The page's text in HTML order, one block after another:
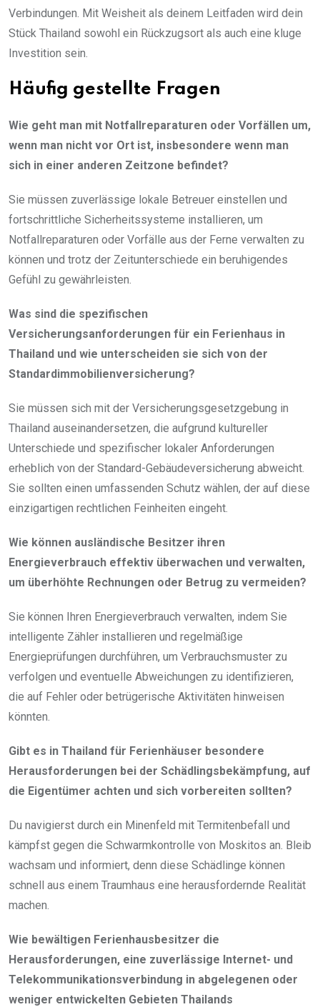
Verbindungen. Mit Weisheit als deinem Leitfaden wird dein
Stück Thailand sowohl ein Rückzugsort als auch eine kluge
Investition sein.
Häufig gestellte Fragen
Wie geht man mit Notfallreparaturen oder Vorfällen um,
wenn man nicht vor Ort ist, insbesondere wenn man
sich in einer anderen Zeitzone befindet?
Sie müssen zuverlässige lokale Betreuer einstellen und
fortschrittliche Sicherheitssysteme installieren, um
Notfallreparaturen oder Vorfälle aus der Ferne verwalten zu
können und trotz der Zeitunterschiede ein beruhigendes
Gefühl zu gewährleisten.
Was sind die spezifischen
Versicherungsanforderungen für ein Ferienhaus in
Thailand und wie unterscheiden sie sich von der
Standardimmobilienversicherung?
Sie müssen sich mit der Versicherungsgesetzgebung in
Thailand auseinandersetzen, die aufgrund kultureller
Unterschiede und spezifischer lokaler Anforderungen
erheblich von der Standard-Gebäudeversicherung abweicht.
Sie sollten einen umfassenden Schutz wählen, der auf diese
einzigartigen rechtlichen Feinheiten eingeht.
Wie können ausländische Besitzer ihren
Energieverbrauch effektiv überwachen und verwalten,
um überhöhte Rechnungen oder Betrug zu vermeiden?
Sie können Ihren Energieverbrauch verwalten, indem Sie
intelligente Zähler installieren und regelmäßige
Energieprüfungen durchführen, um Verbrauchsmuster zu
verfolgen und eventuelle Abweichungen zu identifizieren,
die auf Fehler oder betrügerische Aktivitäten hinweisen
könnten.
Gibt es in Thailand für Ferienhäuser besondere
Herausforderungen bei der Schädlingsbekämpfung, auf
die Eigentümer achten und sich vorbereiten sollten?
Du navigierst durch ein Minenfeld mit Termitenbefall und
kämpfst gegen die Schwarmkontrolle von Moskitos an. Bleib
wachsam und informiert, denn diese Schädlinge können
schnell aus einem Traumhaus eine herausfordernde Realität
machen.
Wie bewältigen Ferienhausbesitzer die
Herausforderungen, eine zuverlässige Internet- und
Telekommunikationsverbindung in abgelegenen oder
weniger entwickelten Gebieten Thailands